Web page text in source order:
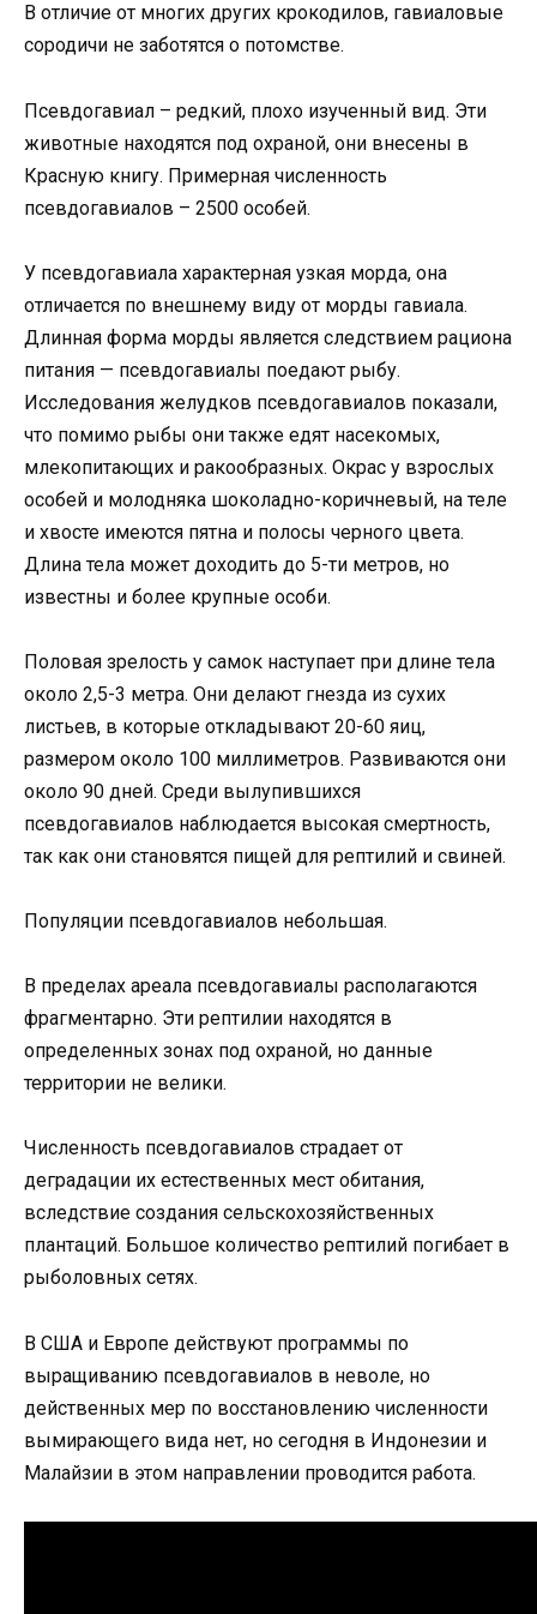
В отличие от многих других крокодилов, гавиаловые
сородичи не заботятся о потомстве.
Псевдогавиал – редкий, плохо изученный вид. Эти
животные находятся под охраной, они внесены в
Красную книгу. Примерная численность
псевдогавиалов – 2500 особей.
У псевдогавиала характерная узкая морда, она
отличается по внешнему виду от морды гавиала.
Длинная форма морды является следствием рациона
питания — псевдогавиалы поедают рыбу.
Исследования желудков псевдогавиалов показали,
что помимо рыбы они также едят насекомых,
млекопитающих и ракообразных. Окрас у взрослых
особей и молодняка шоколадно-коричневый, на теле
и хвосте имеются пятна и полосы черного цвета.
Длина тела может доходить до 5-ти метров, но
известны и более крупные особи.
Половая зрелость у самок наступает при длине тела
около 2,5-3 метра. Они делают гнезда из сухих
листьев, в которые откладывают 20-60 яиц,
размером около 100 миллиметров. Развиваются они
около 90 дней. Среди вылупившихся
псевдогавиалов наблюдается высокая смертность,
так как они становятся пищей для рептилий и свиней.
Популяции псевдогавиалов небольшая.
В пределах ареала псевдогавиалы располагаются
фрагментарно. Эти рептилии находятся в
определенных зонах под охраной, но данные
территории не велики.
Численность псевдогавиалов страдает от
деградации их естественных мест обитания,
вследствие создания сельскохозяйственных
плантаций. Большое количество рептилий погибает в
рыболовных сетях.
В США и Европе действуют программы по
выращиванию псевдогавиалов в неволе, но
действенных мер по восстановлению численности
вымирающего вида нет, но сегодня в Индонезии и
Малайзии в этом направлении проводится работа.